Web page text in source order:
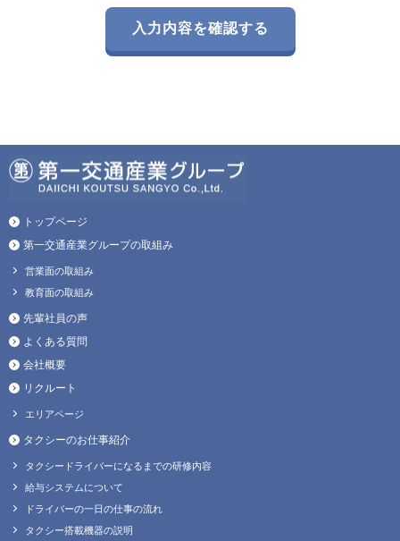
トップページ
第一交通産業グループの取組み
営業面の取組み
教育面の取組み
先輩社員の声
よくある質問
会社概要
リクルート
エリアページ
タクシーのお仕事紹介
タクシードライバーになるまでの研修内容
給与システムについて
ドライバーの一日の仕事の流れ
タクシー搭載機器の説明